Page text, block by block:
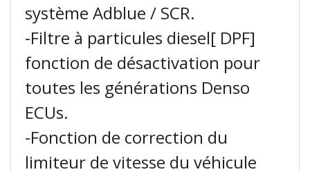
système Adblue / SCR.
-Filtre à particules diesel[ DPF]
fonction de désactivation pour
toutes les générations Denso
ECUs.
-Fonction de correction du
limiteur de vitesse du véhicule